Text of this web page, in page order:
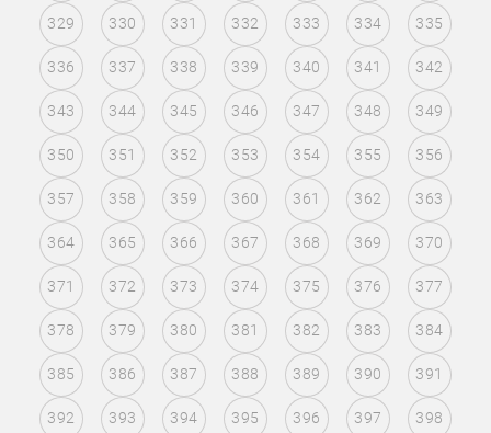
329 330 331 332 333 334 335
336 337 338 339 340 341 342
343 344 345 346 347 348 349
350 351 352 353 354 355 356
357 358 359 360 361 362 363
364 365 366 367 368 369 370
371 372 373 374 375 376 377
378 379 380 381 382 383 384
385 386 387 388 389 390 391
392 393 394 395 396 397 398